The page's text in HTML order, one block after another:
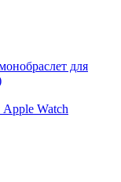
Watch